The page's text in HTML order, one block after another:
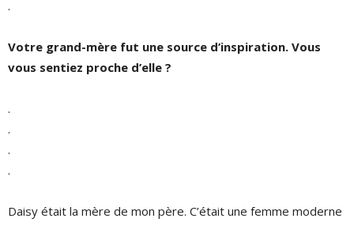
.
Votre grand-mère fut une source d’inspiration. Vous
vous sentiez proche d’elle ?
.
.
.
.
Daisy était la mère de mon père. C’était une femme moderne